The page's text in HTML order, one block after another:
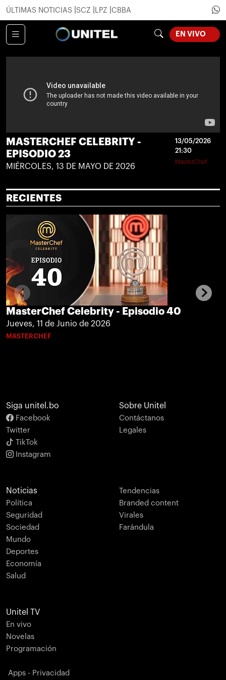
ÚLTIMAS NOTICIAS SCZ LPZ CBBA
EN VIVO LOADING...
MASTERCHEF CELEBRITY -
EPISODIO 23
MIÉRCOLES, 13 DE MAYO DE 2026
13/05/2026
21:30
MasterChef
RECIENTES
MasterChef Celebrity - Episodio 40
Jueves, 11 de Junio de 2026
MASTERCHEF
Siga unitel.bo
Facebook
Twitter
TikTok
Instagram
Sobre Unitel
Contáctanos
Legales
Noticias
Política
Seguridad
Sociedad
Mundo
Deportes
Economía
Salud
Tendencias
Branded content
Virales
Farándula
Unitel TV
En vivo
Novelas
Programación
Apps - Privacidad